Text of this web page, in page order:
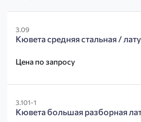
3.09
Кювета средняя стальная /
Цена по запросу
3.101-1
Кювета большая разборная